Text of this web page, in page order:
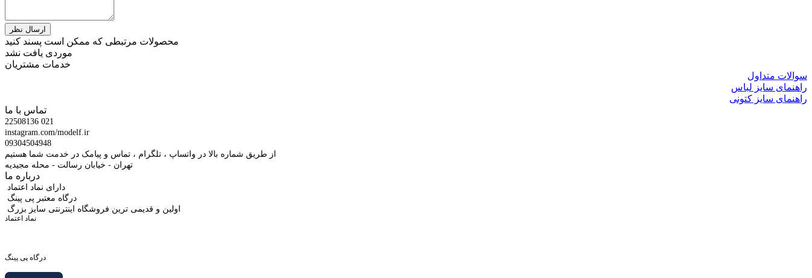
محصولات مرتبطی که ممکن است پسند کنید
موردی یافت نشد
خدمات مشتریان
سوالات متداول
راهنمای سایز لباس
راهنمای سایز کتونی
تماس با ما
22508136 021
instagram.com/modelf.ir
09304504948
از طریق شماره بالا در واتساپ ، تلگرام ، تماس و پیامک در خدمت شما هستیم
تهران - خیابان رسالت - محله مجیدیه
درباره ما
دارای نماد اعتماد
درگاه معتبر پی پینگ
اولین و قدیمی ترین فروشگاه اینترنتی سایز بزرگ
نماد اعتماد
درگاه پی پینگ